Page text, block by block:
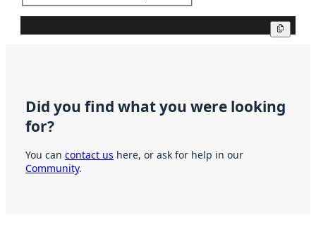
Did you find what you were looking
for?
You can contact us here, or ask for help in our
Community.